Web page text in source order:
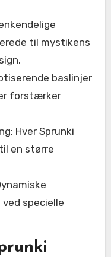
til mystikens
baslinjer
forstærker
Hver Sprunki
en større
specielle